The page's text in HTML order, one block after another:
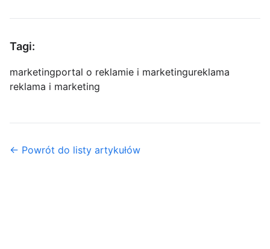
Tagi:
marketingportal o reklamie i marketingureklama
reklama i marketing
← Powrót do listy artykułów